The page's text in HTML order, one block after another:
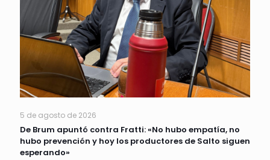
5 de agosto de 2026
De Brum apuntó contra Fratti: «No hubo empatía, no
hubo prevención y hoy los productores de Salto siguen
esperando»